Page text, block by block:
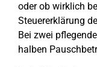
oder ob wirklich
Steuererklärung
Bei zwei
halben